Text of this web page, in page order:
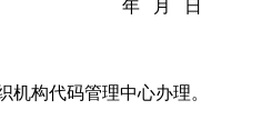
年 月 日
机构代码管理中心办理。